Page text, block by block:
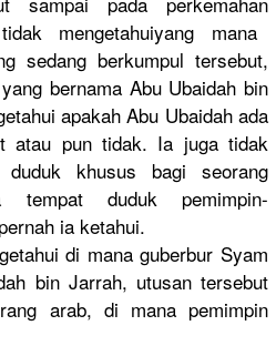
mengetahuiyang mana
sedang berkumpul tersebut,
bernama Abu Ubaidah bin
apakah Abu Ubaidah ada
atau pun tidak. Ia juga tidak
khusus bagi seorang
tempat duduk pemimpin-
ia ketahui.
di mana guberbur Syam
bin Jarrah, utusan tersebut
g arab, di mana pemimpin